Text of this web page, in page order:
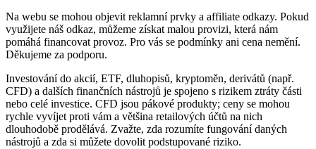
Na webu se mohou objevit reklamní prvky a affiliate odkazy. Pokud
využijete náš odkaz, můžeme získat malou provizi, která nám
pomáhá financovat provoz. Pro vás se podmínky ani cena nemění.
Děkujeme za podporu.
Investování do akcií, ETF, dluhopisů, kryptoměn, derivátů (např.
CFD) a dalších finančních nástrojů je spojeno s rizikem ztráty části
nebo celé investice. CFD jsou pákové produkty; ceny se mohou
rychle vyvíjet proti vám a většina retailových účtů na nich
dlouhodobě prodělává. Zvažte, zda rozumíte fungování daných
nástrojů a zda si můžete dovolit podstupované riziko.